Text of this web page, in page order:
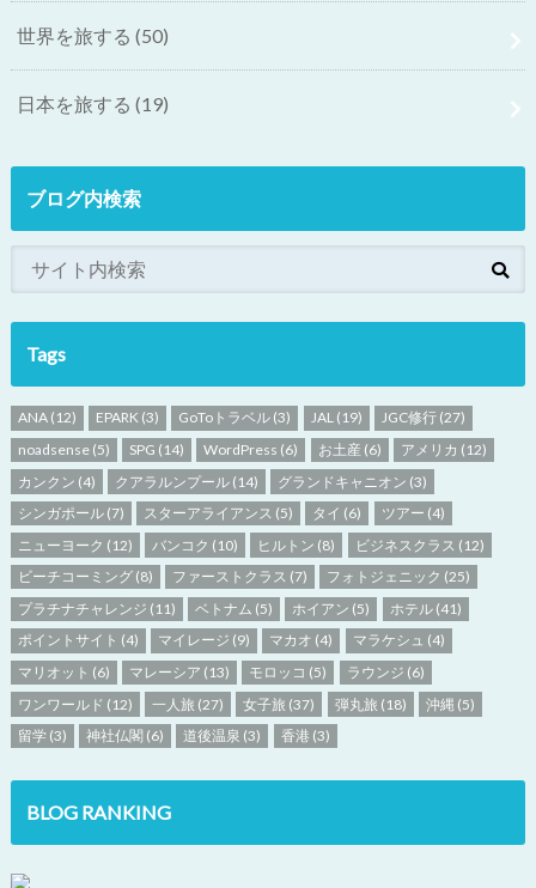
世界を旅する (50)
日本を旅する (19)
ブログ内検索
Tags
ANA(12) EPARK (3) GoToトラベル (3) JAL(19) JGC修行(27)
noadsense(5) SPG (14) WordPress (6) お土産 (6) アメリカ (12)
カンクン (4) クアラルンプール (14) グランドキャニオン (3)
シンガポール(7) スターアライアンス (5) タイ (6) ツアー (4)
ニューヨーク (12) バンコク (10) ヒルトン (8) ビジネスクラス (12)
ビーチコーミング(8) ファーストクラス (7) フォトジェニック (25)
プラチナチャレンジ (11) ベトナム (5) ホイアン (5) ホテル(41)
ポイントサイト (4) マイレージ (9) マカオ (4) マラケシュ (4)
マリオット (6) マレーシア (13) モロッコ (5) ラウンジ (6)
ワンワールド (12) 一人旅 (27) 女子旅 (37) 弾丸旅 (18) 沖縄 (5)
留学(3) 神社仏閣 (6) 道後温泉 (3) 香港 (3)
BLOG RANKING